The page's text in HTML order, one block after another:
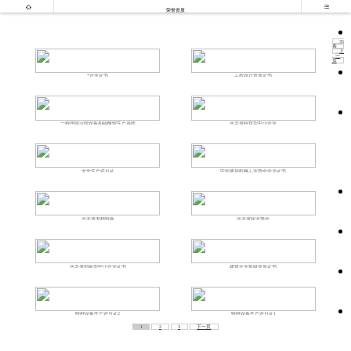

荣誉资质

*企业证书 工程设计资质证书
一种连续沉锂设备和碳酸锂生产系统 河北省科技型中小企业
安全生产许可证 中国通用机械工业协会会员证书
河北省专精特新 河北省钛业协会
河北省创新型中小企业证书 建筑企业贰级资质证书
特种设备生产许可证2 特种设备生产许可证1
35
条
上
一
页
2 3 下一页